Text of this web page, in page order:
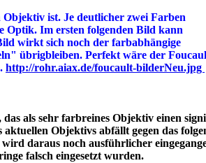
ist. Je deutlicher zwei Farben
Optik. Im ersten folgenden Bild kann
wirkt sich noch der farbabhängige
übrigbleiben. Perfekt wäre der
http://rohr.aiax.de/foucault-bilderNeu.jpg
als sehr farbreines Objektiv einen
Objektivs abfällt gegen das
daraus noch ausführlicher
falsch eingesetzt wurden.